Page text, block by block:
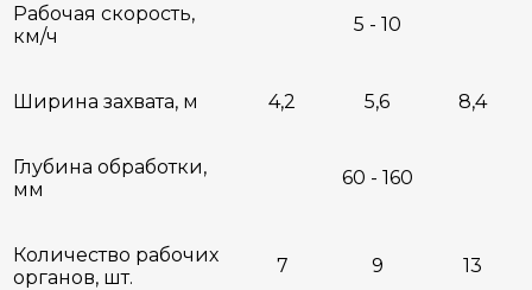
Рабочая скорость,
км/ч
5 - 10
Ширина захвата, м 4,2 5,6 8,4
Глубина обработки,
мм
60 - 160
Количество рабочих
органов, шт.
7 9 13